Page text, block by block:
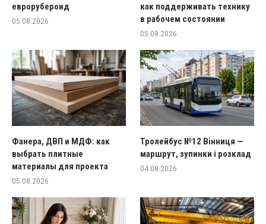
еврорубероид
05.08.2026
как поддерживать технику
в рабочем состоянии
05.08.2026
Фанера, ДВП и МДФ: как
выбрать плитные
материалы для проекта
05.08.2026
Тролейбус №12 Вінниця —
маршрут, зупинки і розклад
04.08.2026